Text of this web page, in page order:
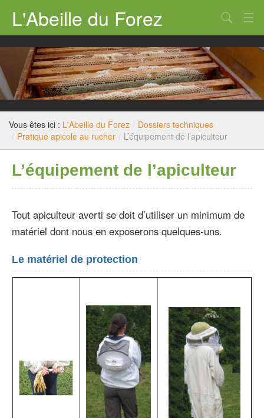
L'Abeille du Forez
Qui sommes nous ?
Rucher-école
Dossiers techniques
Législation
Nous contacter
Vous êtes ici : L'Abeille du Forez / Dossiers techniques
/ Pratique apicole au rucher / L’équipement de l’apiculteur
L’équipement de l’apiculteur
Tout apiculteur averti se doit d’utiliser un minimum de
matériel dont nous en exposerons quelques-uns.
Le matériel de protection